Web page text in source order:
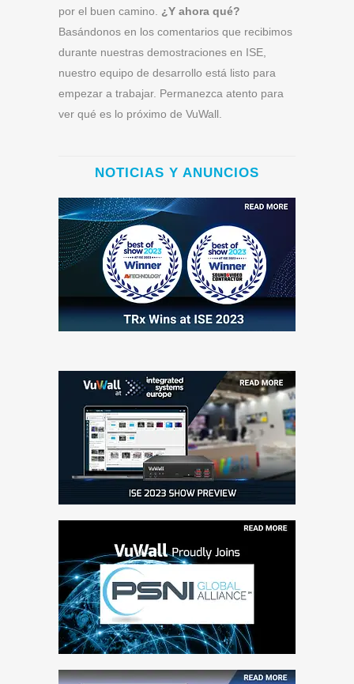
por el buen camino. ¿Y ahora qué?
Basándonos en los comentarios que recibimos
durante nuestras demostraciones en ISE,
nuestro equipo de desarrollo está listo para
empezar a trabajar. Permanezca atento para
ver qué es lo próximo de VuWall.
NOTICIAS Y ANUNCIOS